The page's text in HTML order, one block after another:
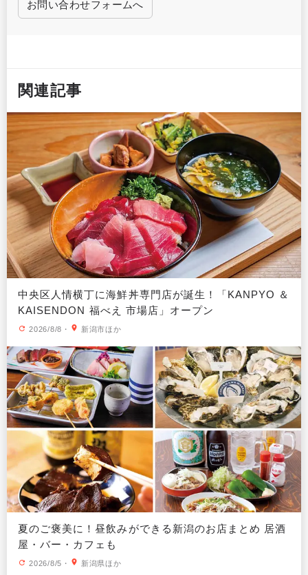
お問い合わせフォームへ
関連記事
中央区人情横丁に海鮮丼専門店が誕生！「KANPYO ＆
KAISENDON 福べえ 市場店」オープン
2026/8/8 ・ 新潟市ほか
夏のご褒美に！昼飲みができる新潟のお店まとめ 居酒
屋・バー・カフェも
2026/8/5 ・ 新潟県ほか